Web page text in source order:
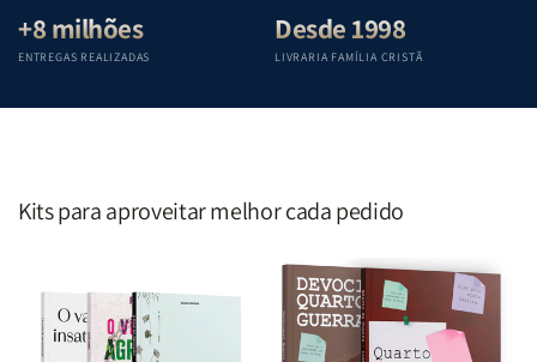
+8 milhões
ENTREGAS REALIZADAS
Desde 1998
LIVRARIA FAMÍLIA CRISTÃ
Kits para aproveitar melhor cada pedido